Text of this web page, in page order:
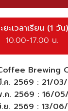
ยะเวลาเรียน (1 วัน)
10.00-17.00 น.
Brewing
.ค. 2569 : 21/
.ค. 2569 : 16/
.ย. 2569 : 13/